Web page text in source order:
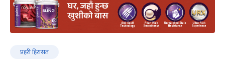
प्रहरी हिरासत